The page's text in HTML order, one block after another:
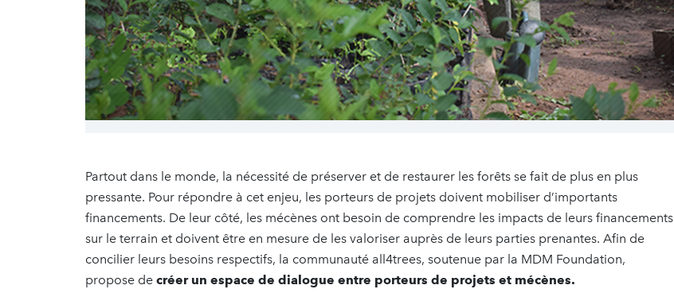
Partout dans le monde, la nécessité de préserver et de restaurer les forêts se fait de plus en plus
pressante. Pour répondre à cet enjeu, les porteurs de projets doivent mobiliser d’importants
financements. De leur côté, les mécènes ont besoin de comprendre les impacts de leurs financements
sur le terrain et doivent être en mesure de les valoriser auprès de leurs parties prenantes. Afin de
concilier leurs besoins respectifs, la communauté all4trees, soutenue par la MDM Foundation,
propose de créer un espace de dialogue entre porteurs de projets et mécènes.